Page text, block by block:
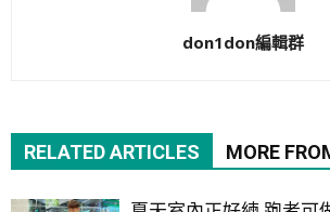
don1don編輯群
RELATED ARTICLES MORE